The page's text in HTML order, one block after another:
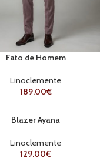
Fato de Homem
Linoclemente
189.00€
Blazer Ayana
Linoclemente
129.00€